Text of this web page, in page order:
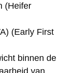
(Heifer
(Early First
binnen de
van